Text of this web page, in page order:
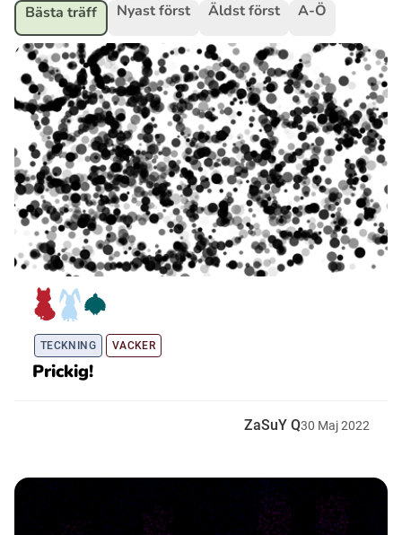
Ubmejesámiengiälla (Umesamiska)
Kaale (Romska)
Arli (Romska)
Resanderomani (Romska)
Kelderash (Romska)
Lovari (Romska)
Bästa träff
Nyast först Äldst först A-Ö
TECKNING VACKER
Prickig!
ZaSuY Q30 Maj2022